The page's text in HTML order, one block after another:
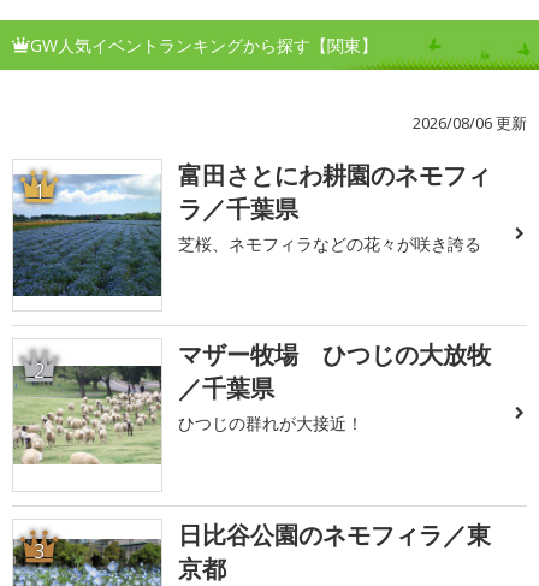
GW人気イベントランキングから探す【関東】
2026/08/06 更新
1
富田さとにわ耕園のネモフィ
ラ／千葉県
芝桜、ネモフィラなどの花々が咲き誇る
2
マザー牧場 ひつじの大放牧
／千葉県
ひつじの群れが大接近！
3
日比谷公園のネモフィラ／東
京都